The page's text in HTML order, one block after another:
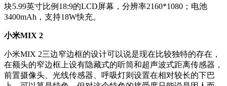
块5.99英寸比例18:9的LCD屏幕，分辨率2160*1080；电池
3400mAh，支持18W快充。
小米MIX 2
小米MIX 2三边窄边框的设计可以说是现在比较独特的存在，
在额头的窄边框上设有隐藏式的听筒和超声波式距离传感器，
前置摄像头、光线传感器、呼吸灯则设置在相对较长的下巴